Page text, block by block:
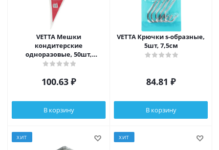
VETTA Мешки
кондитерские
одноразовые, 50шт,
35x20x40см, 55мкм
100.63 ₽
В корзину
VETTA Крючки s-образные,
5шт, 7,5см
84.81 ₽
В корзину
ХИТ ХИТ